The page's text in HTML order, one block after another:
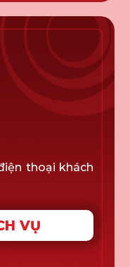
thoại khách
VỤ